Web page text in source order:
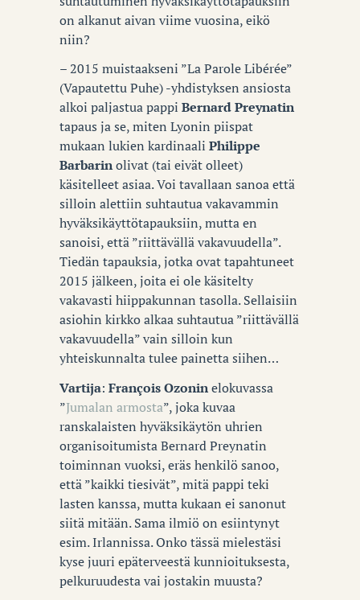
on alkanut aivan viime vuosina, eikö
niin?
– 2015 muistaakseni ”La Parole Libérée”
(Vapautettu Puhe) -yhdistyksen ansiosta
alkoi paljastua pappi Bernard Preynatin
tapaus ja se, miten Lyonin piispat
mukaan lukien kardinaali Philippe
Barbarinolivat (tai eivät olleet)
käsitelleet asiaa. Voi tavallaan sanoa että
silloin alettiin suhtautua vakavammin
hyväksikäyttötapauksiin, mutta en
sanoisi, että ”riittävällä vakavuudella”.
Tiedän tapauksia, jotka ovat tapahtuneet
2015 jälkeen, joita ei ole käsitelty
vakavasti hiippakunnan tasolla. Sellaisiin
asiohin kirkko alkaa suhtautua ”riittävällä
vakavuudella” vain silloin kun
yhteiskunnalta tulee painetta siihen…
Vartija: François Ozoninelokuvassa
”Jumalan armosta”, joka kuvaa
ranskalaisten hyväksikäytön uhrien
organisoitumista Bernard Preynatin
toiminnan vuoksi, eräs henkilö sanoo,
että ”kaikki tiesivät”, mitä pappi teki
lasten kanssa, mutta kukaan ei sanonut
siitä mitään. Sama ilmiö on esiintynyt
esim. Irlannissa. Onko tässä mielestäsi
kyse juuri epäterveestä kunnioituksesta,
pelkuruudesta vai jostakin muusta?